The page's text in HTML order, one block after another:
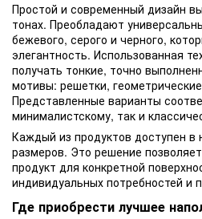
Простой и современный дизайн
тонах. Преобладают
бежевого, серого и черного,
элегантность. Использованная
получать тонкие, точно
мотивы: решетки,
Представленные варианты
минималистскому, так и
Каждый из продуктов доступен в
размеров. Это решение
продукт для конкретной
индивидуальных потребностей и
Где приобрести лучшее